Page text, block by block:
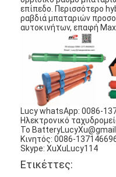
μπαταρία λίθιου
ιονικές
Μπαταρία Lithium
μπαταρίες
NiMH
NiCd
επίπεδο. Περισσότερο
ραβδιά μπαταριών
αυτοκινήτων, επαφή
Lucy whatsApp: 0086-
Ηλεκτρονικό
Το
Κινητός: 0086-
Skype: XuXuLucy114
Ετικέττες: